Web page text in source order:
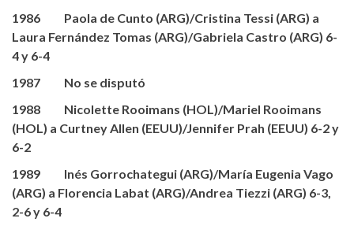
1986 Paola de Cunto (ARG)/Cristina Tessi (ARG) a
Laura Fernández Tomas (ARG)/Gabriela Castro (ARG) 6-
4 y 6-4
1987 No se disputó
1988 Nicolette Rooimans (HOL)/Mariel Rooimans
(HOL) a Curtney Allen (EEUU)/Jennifer Prah (EEUU) 6-2 y
6-2
1989 Inés Gorrochategui (ARG)/María Eugenia Vago
(ARG) a Florencia Labat (ARG)/Andrea Tiezzi (ARG) 6-3,
2-6 y 6-4